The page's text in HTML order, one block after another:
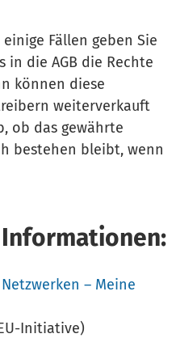
einige Fällen geben Sie
in die AGB die Rechte
können diese
weiterverkauft
ob das gewährte
bestehen bleibt, wenn
– Meine
Initiative)